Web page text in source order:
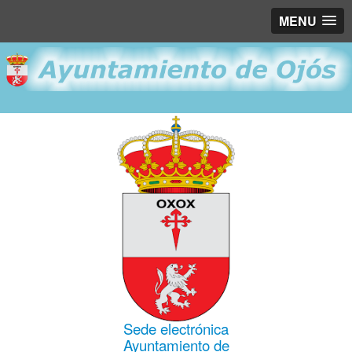
MENU
Sede electrónica
Ayuntamiento de